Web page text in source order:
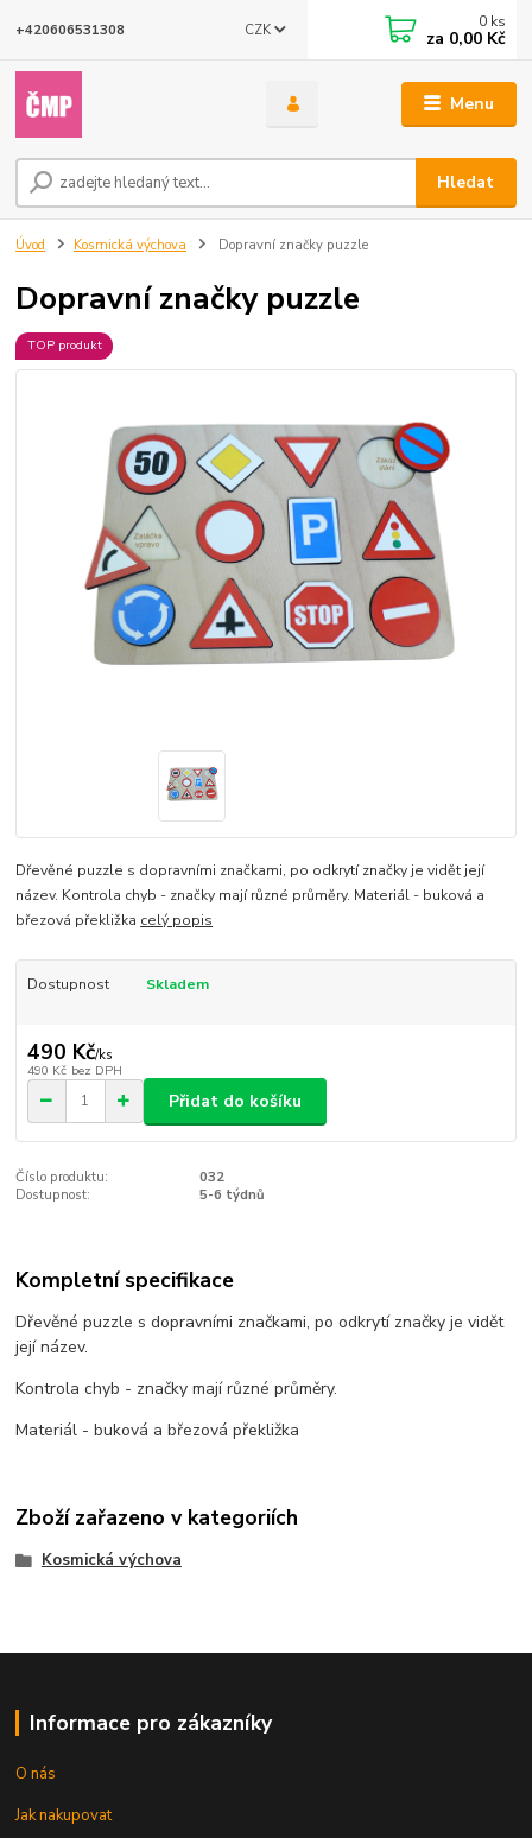
Menu
CZK
Hledat
+420606531308 0 ks
za 0,00 Kč
Úvod Kosmická výchova Dopravní značky puzzle
Dopravní značky puzzle
TOP produkt
Dřevěné puzzle s dopravními značkami, po odkrytí značky je vidět její
název. Kontrola chyb - značky mají různé průměry. Materiál - buková a
březová překližka celý popis
Dostupnost Skladem
490 Kč/ks
490 Kč bez DPH
Přidat do košíku
Číslo produktu:
032
Dostupnost:
5-6 týdnů
Kompletní specifikace
Dřevěné puzzle s dopravními značkami, po odkrytí značky je vidět
její název.
Kontrola chyb - značky mají různé průměry.
Materiál - buková a březová překližka
Zboží zařazeno v kategoriích
Kosmická výchova
Informace pro zákazníky
O nás
Jak nakupovat